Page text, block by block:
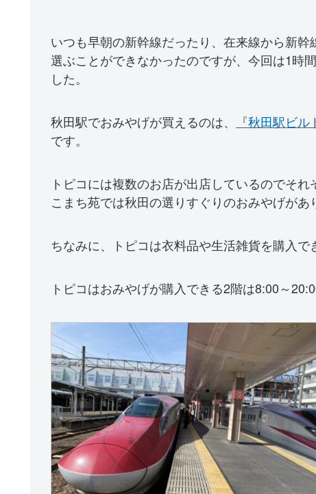
いつも早朝の新幹線だったり、在来線から新
選ぶことができなかったのですが、今回は1時
した。
秋田駅でおみやげが買えるのは、 『秋田駅ビル
です。
トピコには複数のお店が出店しているのでそ
こまち苑では秋田の選りすぐりのおみやげがあ
ちなみに、トピコは衣料品や生活雑貨を購入で
トピコはおみやげが購入できる2階は8:00～